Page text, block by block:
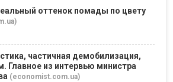
оттенок помады по цвету
частичная демобилизация,
Главное из интервью министра
(economist.com.ua)